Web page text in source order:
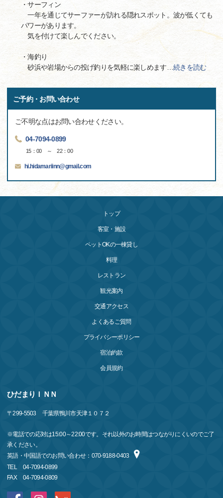
・サーフィン
一年を通じてサーファーが訪れる隠れスポット。波が低くても
パワーがあります。
気を付けて楽しんでください。
・海釣り
砂浜や岩場からの投げ釣りを気軽に楽しめます…続きを読む
ご予約・お問い合わせ
ご不明な点はお問い合わせください。
04-7094-0899
15：00 ～ 22：00
hi.hidamariinn@gmail.com
トップ
客室・施設
ペットOKの一棟貸し
料理
レストラン
観光案内
交通アクセス
よくあるご質問
プライバシーポリシー
宿泊約款
会員規約
ひだまりＩＮＮ
〒299-5503 千葉県鴨川市天津１０７２
※電話での応対は15:00～22:00です。それ以外のお時間はつながりにくいのでご了
承ください。
英語・中国語でのお問い合わせ：070-9188-0403
TEL
04-7094-0899
FAX
04-7094-0809